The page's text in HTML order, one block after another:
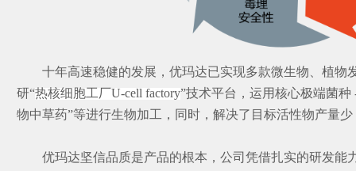
十年高速稳健的发展，优玛达已实现多款微生物、植物
研“热核细胞工厂U-cell factory”技术平台， 运用核心极端菌种
物中草药”等进行生物加工，同时，解决了目标活性物产量
优玛达坚信品质是产品的根本，公司凭借扎实的研发能